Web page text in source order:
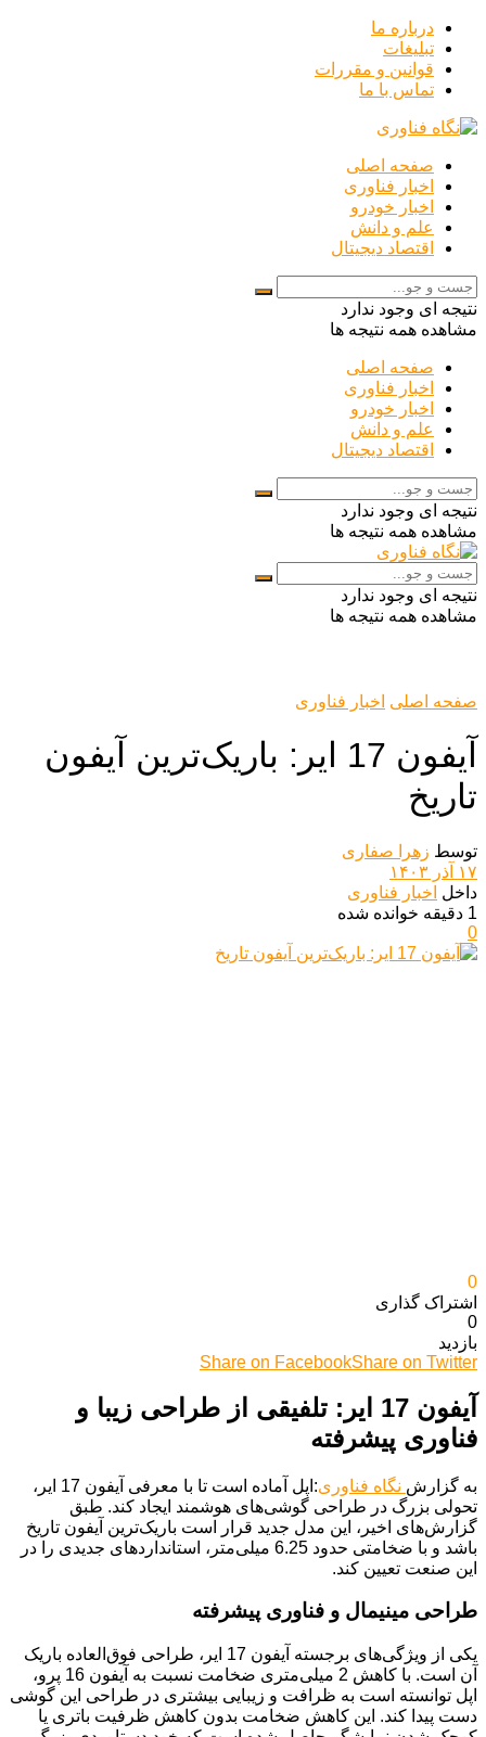
درباره ما
تبلیغات
قوانین و مقررات
تماس با ما
صفحه اصلی
اخبار فناوری
اخبار خودرو
علم و دانش
اقتصاد دیجیتال
نتیجه ای وجود ندارد
مشاهده همه نتیجه ها
صفحه اصلی
اخبار فناوری
اخبار خودرو
علم و دانش
اقتصاد دیجیتال
نتیجه ای وجود ندارد
مشاهده همه نتیجه ها
نتیجه ای وجود ندارد
مشاهده همه نتیجه ها
صفحه اصلی اخبار فناوری
آیفون 17 ایر: باریک‌ترین آیفون
تاریخ
توسط زهرا صفاری
۱۷ آذر ۱۴۰۳
داخل اخبار فناوری
1 دقیقه خوانده شده
0
0
اشتراک گذاری‌
0
بازدید
Share on FacebookShare on Twitter
آیفون 17 ایر: تلفیقی از طراحی زیبا و
فناوری پیشرفته
به گزارش نگاه فناوری
:اپل آماده است تا با معرفی آیفون 17 ایر،
تحولی بزرگ در طراحی گوشی‌های هوشمند ایجاد کند. طبق
گزارش‌های اخیر، این مدل جدید قرار است باریک‌ترین آیفون تاریخ
باشد و با ضخامتی حدود 6.25 میلی‌متر، استانداردهای جدیدی را در
این صنعت تعیین کند.
طراحی مینیمال و فناوری پیشرفته
یکی از ویژگی‌های برجسته آیفون 17 ایر، طراحی فوق‌العاده باریک
آن است. با کاهش 2 میلی‌متری ضخامت نسبت به آیفون 16 پرو،
اپل توانسته است به ظرافت و زیبایی بیشتری در طراحی این گوشی
دست پیدا کند. این کاهش ضخامت بدون کاهش ظرفیت باتری یا